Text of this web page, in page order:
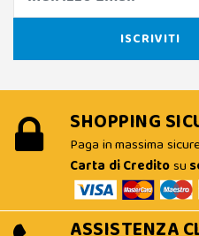
SHOPPING
Paga in massima
Carta di Creditosu